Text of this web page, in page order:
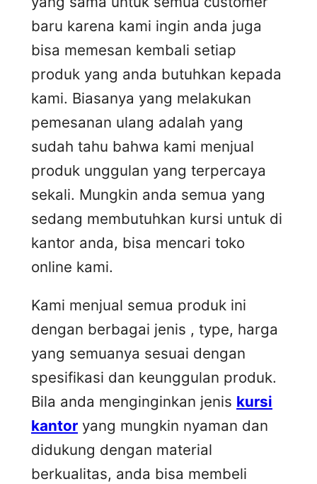
baru karena kami ingin anda juga
bisa memesan kembali setiap
produk yang anda butuhkan kepada
kami. Biasanya yang melakukan
pemesanan ulang adalah yang
sudah tahu bahwa kami menjual
produk unggulan yang terpercaya
sekali. Mungkin anda semua yang
sedang membutuhkan kursi untuk di
kantor anda, bisa mencari toko
online kami.
Kami menjual semua produk ini
dengan berbagai jenis , type, harga
yang semuanya sesuai dengan
spesifikasi dan keunggulan produk.
Bila anda menginginkan jenis kursi
kantor yang mungkin nyaman dan
didukung dengan material
berkualitas, anda bisa membeli